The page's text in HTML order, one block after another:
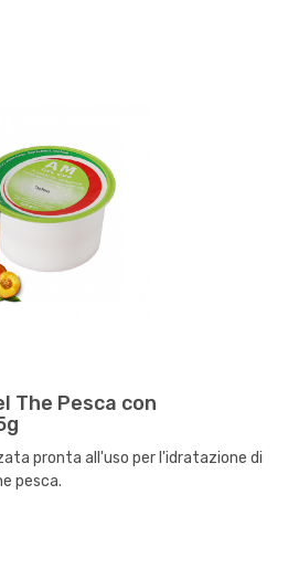
The Pesca con
pronta all'uso per l'idratazione di
pesca.